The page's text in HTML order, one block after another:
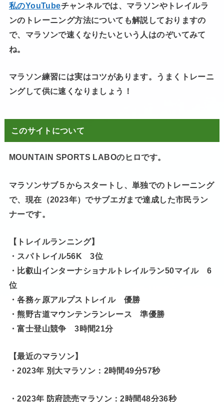
私のYouTubeチャンネルでは、マラソンやトレイルラ
ンのトレーニング方法についても解説しておりますの
で、マラソンで速くなりたいという人はのぞいてみて
ね。
マラソン練習には実はコツがあります。うまくトレーニ
ングして供に速くなりましょう！
このサイトについて
MOUNTAIN SPORTS LABOのヒロです。
マラソンサブ５からスタートし、単独でのトレーニング
で、現在（2023年）でサブエガまで達成した市民ラン
ナーです。
【トレイルランニング】
・スパトレイル56K 3位
・比叡山インターナショナルトレイルラン50マイル 6
位
・各務ヶ原アルプストレイル 優勝
・熊野古道マウンテンランレース 準優勝
・富士登山競争 3時間21分
【最近のマラソン】
・2023年 別大マラソン：2時間49分57秒
・2023年 防府読売マラソン：2時間48分36秒